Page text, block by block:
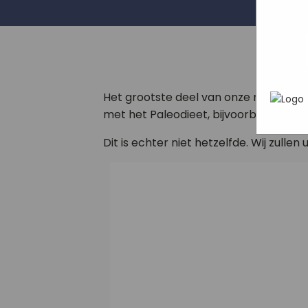
Het grootste deel van onze
met het Paleodieet, bijvoorbeeld
Dit is echter niet hetzelfde. Wij zullen